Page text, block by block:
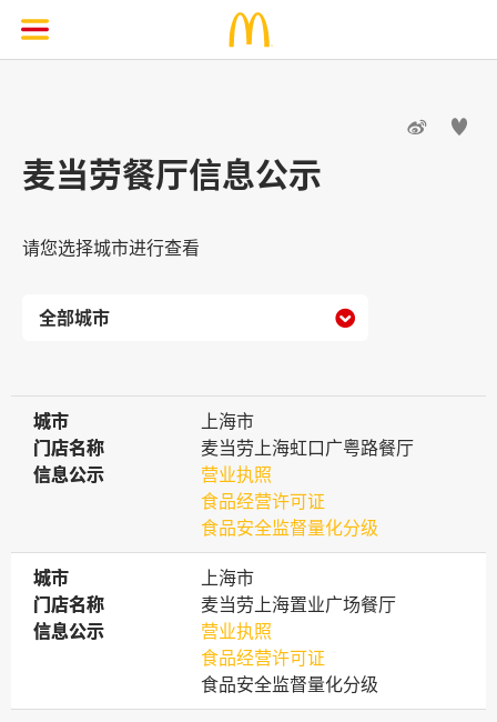
 
麦当劳餐厅信息公示
请您选择城市进行查看

城市
城市
上海市
门店名称
门店名称
麦当劳上海虹口广粤路餐厅
信息公示
信息公示
营业执照
食品经营许可证
食品安全监督量化分级
城市
城市
上海市
门店名称
门店名称
麦当劳上海置业广场餐厅
信息公示
信息公示
营业执照
食品经营许可证
食品安全监督量化分级